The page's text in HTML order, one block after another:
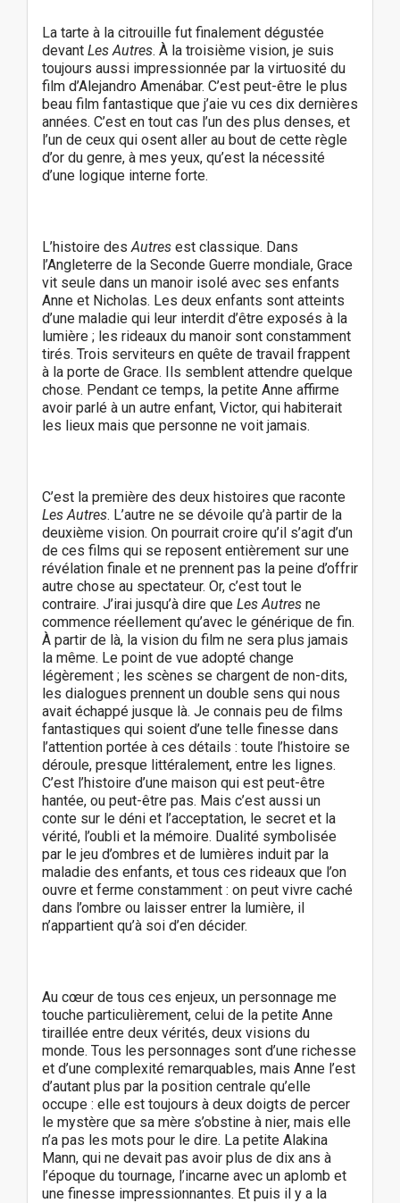
La tarte à la citrouille fut finalement dégustée
devant Les Autres. À la troisième vision, je suis
toujours aussi impressionnée par la virtuosité du
film d’Alejandro Amenábar. C’est peut-être le plus
beau film fantastique que j’aie vu ces dix dernières
années. C’est en tout cas l’un des plus denses, et
l’un de ceux qui osent aller au bout de cette règle
d’or du genre, à mes yeux, qu’est la nécessité
d’une logique interne forte.
L’histoire desAutres est classique. Dans
l’Angleterre de la Seconde Guerre mondiale, Grace
vit seule dans un manoir isolé avec ses enfants
Anne et Nicholas. Les deux enfants sont atteints
d’une maladie qui leur interdit d’être exposés à la
lumière ; les rideaux du manoir sont constamment
tirés. Trois serviteurs en quête de travail frappent
à la porte de Grace. Ils semblent attendre quelque
chose. Pendant ce temps, la petite Anne affirme
avoir parlé à un autre enfant, Victor, qui habiterait
les lieux mais que personne ne voit jamais.
C’est la première des deux histoires que raconte
Les Autres. L’autre ne se dévoile qu’à partir de la
deuxième vision. On pourrait croire qu’il s’agit d’un
de ces films qui se reposent entièrement sur une
révélation finale et ne prennent pas la peine d’offrir
autre chose au spectateur. Or, c’est tout le
contraire. J’irai jusqu’à dire que Les Autres ne
commence réellement qu’avec le générique de fin.
À partir de là, la vision du film ne sera plus jamais
la même. Le point de vue adopté change
légèrement ; les scènes se chargent de non-dits,
les dialogues prennent un double sens qui nous
avait échappé jusque là. Je connais peu de films
fantastiques qui soient d’une telle finesse dans
l’attention portée à ces détails : toute l’histoire se
déroule, presque littéralement, entre les lignes.
C’est l’histoire d’une maison qui est peut-être
hantée, ou peut-être pas. Mais c’est aussi un
conte sur le déni et l’acceptation, le secret et la
vérité, l’oubli et la mémoire. Dualité symbolisée
par le jeu d’ombres et de lumières induit par la
maladie des enfants, et tous ces rideaux que l’on
ouvre et ferme constamment : on peut vivre caché
dans l’ombre ou laisser entrer la lumière, il
n’appartient qu’à soi d’en décider.
Au cœur de tous ces enjeux, un personnage me
touche particulièrement, celui de la petite Anne
tiraillée entre deux vérités, deux visions du
monde. Tous les personnages sont d’une richesse
et d’une complexité remarquables, mais Anne l’est
d’autant plus par la position centrale qu’elle
occupe : elle est toujours à deux doigts de percer
le mystère que sa mère s’obstine à nier, mais elle
n’a pas les mots pour le dire. La petite Alakina
Mann, qui ne devait pas avoir plus de dix ans à
l’époque du tournage, l’incarne avec un aplomb et
une finesse impressionnantes. Et puis il y a la